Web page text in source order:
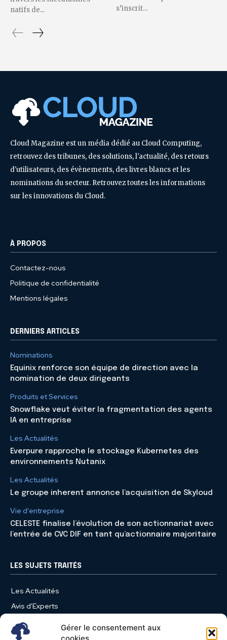
Gérer le consentement aux
cookies
natifs de...
s’inscrit...
Cloud Magazine est un média dédié au Cloud Computing,
retrouvez des tribunes, des solutions, l'actualité, des retours
d'utilisateurs, des évènements, des livres blancs et les
nominations du secteur. Retrouvez toutes les informations
sur les innovations du Cloud.
À PROPOS
Contactez-nous
Politique de confidentialité
Mentions légales
DERNIERS ARTICLES
Nominations
Equinix renforce son équipe de direction avec la
nomination de deux dirigeants
Produits et Services
Snowflake veut éviter la fragmentation des agents
IA en entreprise
Les Actualités
Everpure rapproche le stockage Kubernetes des
environnements Nutanix
Les Actualités
Le groupe inherent annonce l’acquisition de Skyloud
Vie d'entreprise
CELESTE finalise l’évolution de son actionnariat avec
l’entrée de CVC DIF en tant qu’actionnaire majoritaire
LES SUJETS TRAITÉS
Les Actualités
Avis d'Experts
Produits et Services
Vie d'entreprise